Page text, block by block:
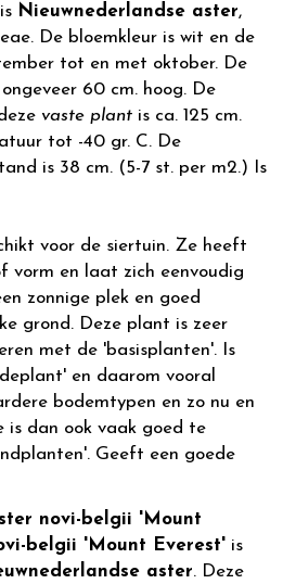
Nieuwnederlandse aster,
De bloemkleur is wit en de
tot en met oktober. De
60 cm. hoog. De
vaste plant is ca. 125 cm.
tot -40 gr. C. De
is 38 cm. (5-7 st. per m2.) Is
voor de siertuin. Ze heeft
vorm en laat zich eenvoudig
zonnige plek en goed
grond. Deze plant is zeer
met de 'basisplanten'. Is
en daarom vooral
bodemtypen en zo nu en
is dan ook vaak goed te
Geeft een goede
novi-belgii 'Mount
belgii 'Mount Everest' is
aster. Deze